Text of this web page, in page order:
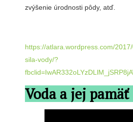
zvýšenie úrodnosti pôdy, atď.
https://atlara.wordpress.com/
sila-vody/?
Voda a jej pamäť